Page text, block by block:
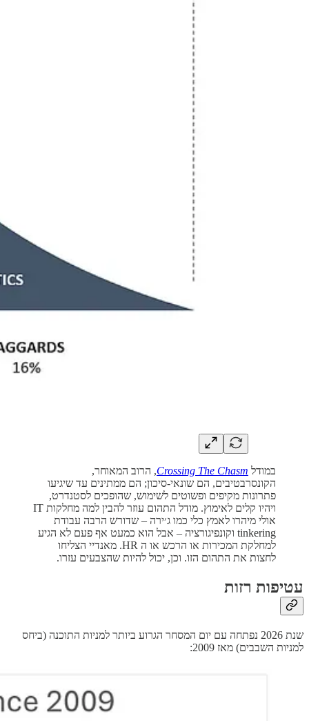
במודל Crossing The Chasm, הרוב המאוחר,
הקונסרבטיבים, הם שונאי-סיכון; הם ממתינים עד שיגיעו
פתרונות מקיפים ופשוטים לשימוש, שהופכים לסטנדרט,
ויהיו קלים לאימוץ. מודל התהום עוזר להבין למה מחלקות IT
אולי מיהרו לאמץ כלי כמו ג׳ירה – שדורש הרבה עבודת
tinkering וקונפיגורציה – אבל הוא כמעט אף פעם לא הגיע
למחלקת המכירות או הרכש או ה HR. מאנדיי הצליחו
לחצות את התהום הזו. וכן, יכול להיות שהצבעים עזרו.
עטיפות רזות
שנת 2026 נפתחה עם יום המסחר הגרוע ביותר למניות התוכנה (ביחס
למניות השבבים) מאז 2009: